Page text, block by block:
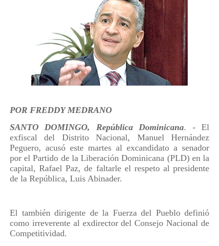
POR FREDDY MEDRANO
SANTO DOMINGO, República Dominicana. - El
exfiscal del Distrito Nacional, Manuel Hernández
Peguero, acusó este martes al excandidato a senador
por el Partido de la Liberación Dominicana (PLD) en la
capital, Rafael Paz, de faltarle el respeto al presidente
de la República, Luis Abinader.
El también dirigente de la Fuerza del Pueblo definió
como irreverente al exdirector del Consejo Nacional de
Competitividad.